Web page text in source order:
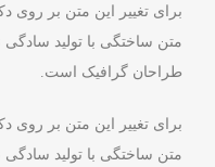
برای تغییر این متن بر روی
متن ساختگی با تولید سادگی
طراحان گرافیک است.
برای تغییر این متن بر روی
متن ساختگی با تولید سادگی